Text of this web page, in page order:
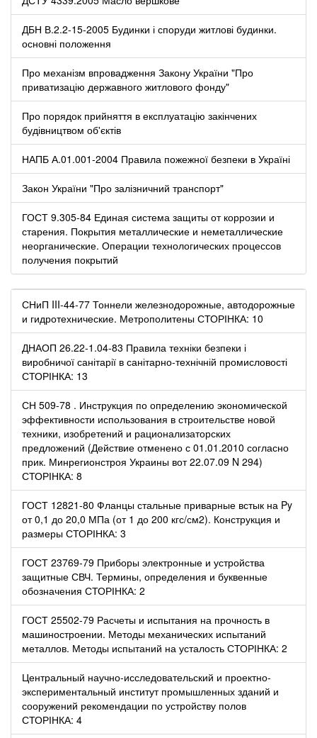
ДБН В.2.2-15-2005 Будинки і споруди житлові будинки.
основні положення
Про механізм впровадження Закону України "Про
приватизацію державного житлового фонду"
Про порядок прийняття в експлуатацію закінчених
будівництвом об'єктів
НАПБ А.01.001-2004 Правила пожежної безпеки в Україні
Закон України "Про залізничний транспорт"
ГОСТ 9.305-84 Единая система защиты от коррозии и
старения. Покрытия металлические и неметаллические
неорганические. Операции технологических процессов
получения покрытий
СНиП III-44-77 Тоннели железнодорожные, автодорожные
и гидротехнические. Метрополитены СТОРІНКА: 10
ДНАОП 26.22-1.04-83 Правила техніки безпеки і
виробничої санітарії в санітарно-технічній промисловості
СТОРІНКА: 13
СН 509-78 . Инструкция по определению экономической
эффективности использования в строительстве новой
техники, изобретений и рационализаторских
предложений (Действие отменено с 01.01.2010 согласно
прик. Минрегионстроя Украины вот 22.07.09 N 294)
СТОРІНКА: 8
ГОСТ 12821-80 Фланцы стальные приварные встык на Py
от 0,1 до 20,0 МПа (от 1 до 200 кгс/см2). Конструкция и
размеры СТОРІНКА: 3
ГОСТ 23769-79 Приборы электронные и устройства
защитные СВЧ. Термины, определения и буквенные
обозначения СТОРІНКА: 2
ГОСТ 25502-79 Расчеты и испытания на прочность в
машиностроении. Методы механических испытаний
металлов. Методы испытаний на усталость СТОРІНКА: 2
Центральный научно-исследовательский и проектно-
экспериментальный институт промышленных зданий и
сооружений рекомендации по устройству полов
СТОРІНКА: 4